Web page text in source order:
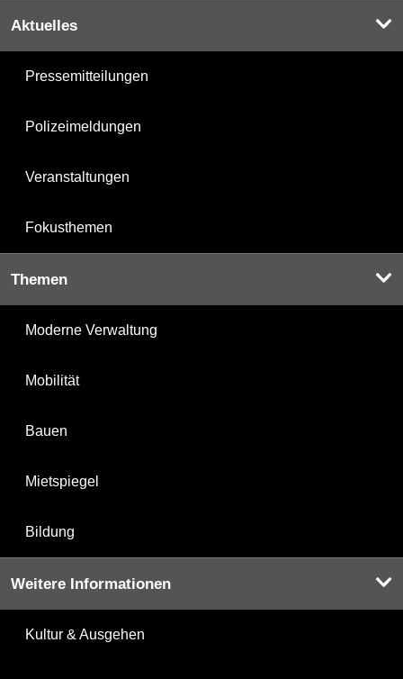
Aktuelles
Pressemitteilungen
Polizeimeldungen
Veranstaltungen
Fokusthemen
Themen
Moderne Verwaltung
Mobilität
Bauen
Mietspiegel
Bildung
Weitere Informationen
Kultur & Ausgehen